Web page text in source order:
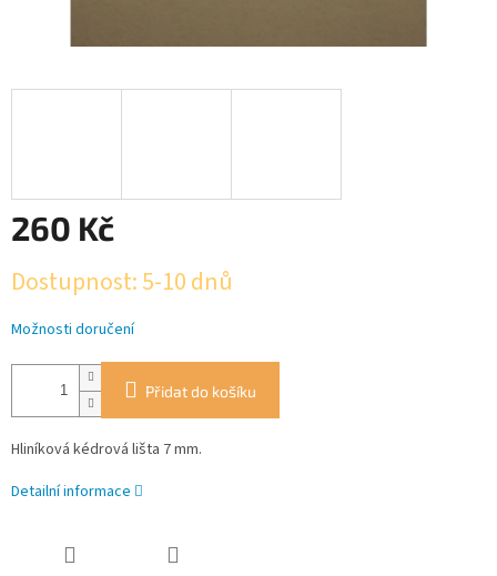
260 Kč
cena:
Dostupnost: 5-10 dnů
Možnosti doručení
Přidat do košíku
Hliníková kédrová lišta 7 mm.
Detailní informace